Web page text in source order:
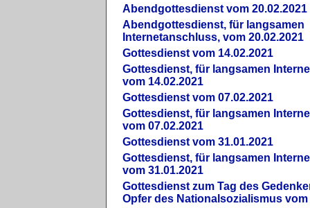
Abendgottesdienst vom 20.02.2021
Abendgottesdienst, für langsamen
Internetanschluss, vom 20.02.2021
Gottesdienst vom 14.02.2021
Gottesdienst, für langsamen
vom 14.02.2021
Gottesdienst vom 07.02.2021
Gottesdienst, für langsamen
vom 07.02.2021
Gottesdienst vom 31.01.2021
Gottesdienst, für langsamen
vom 31.01.2021
Gottesdienst zum Tag des
Opfer des Nationalsozialismus vom